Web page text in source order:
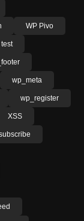
WP Pivo
wp_meta
wp_register
XSS